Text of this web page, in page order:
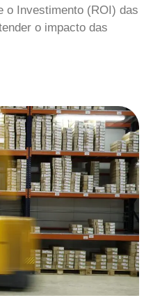
o Investimento (ROI) das
o impacto das